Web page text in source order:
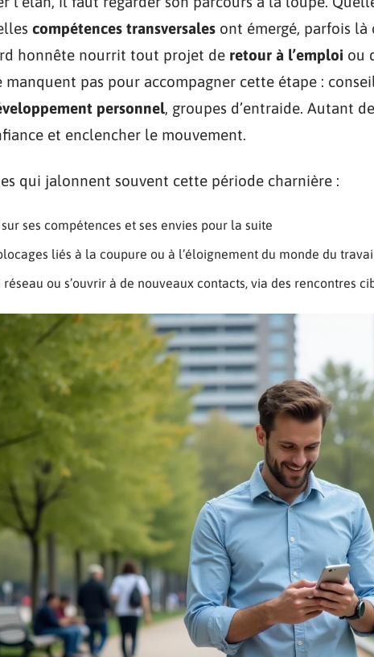
compétences transversales ont émergé, parfois
honnête nourrit tout projet de retour à l’emploi ou
manquent pas pour accompagner cette étape :
personnel, groupes d’entraide. Autant
et enclencher le mouvement.
qui jalonnent souvent cette période charnière :
ses compétences et ses envies pour la suite
liés à la coupure ou à l’éloignement du monde du
réseau ou s’ouvrir à de nouveaux contacts, via des rencontres